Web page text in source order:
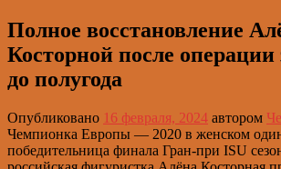
Полное восстановление
Косторной после операции
до полугода
Опубликовано 16 февраля, 2024 автором
Чемпионка Европы — 2020 в женском
победительница финала Гран-при ISU